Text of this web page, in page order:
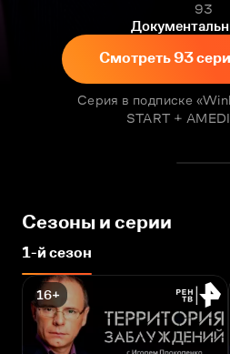
93
Смотреть 93
Серия в подписке
START +
Сезоны и серии
1-й сезон
16+